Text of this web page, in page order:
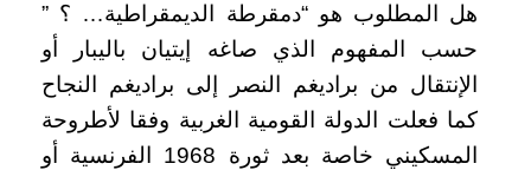
هل المطلوب هو “دمقرطة الديمقراطية… ؟ ”
حسب المفهوم الذي صاغه إيتيان باليبار أو
الإنتقال من براديغم النصر إلى براديغم النجاح
كما فعلت الدولة القومية الغربية وفقا لأطروحة
المسكيني خاصة بعد ثورة 1968 الفرنسية أو